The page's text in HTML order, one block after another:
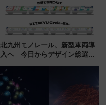
北九州モノレール、新型車両導
入へ 今日からデザイン総選挙